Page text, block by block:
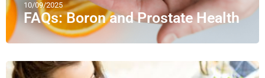
10/09/2025
FAQs: Boron and Prostate Health